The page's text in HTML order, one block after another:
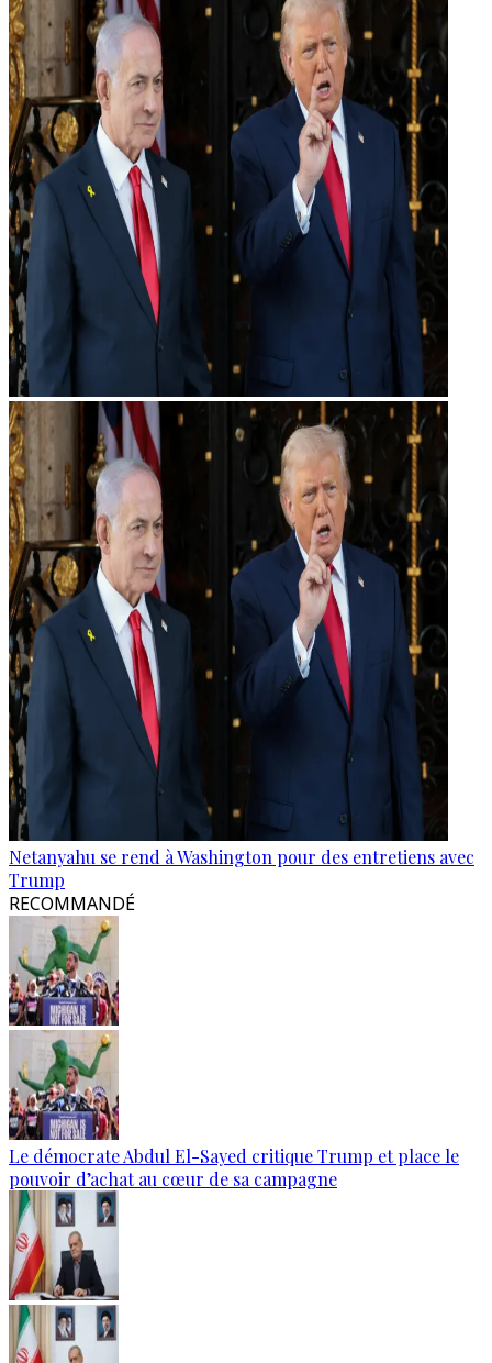
Netanyahu se rend à Washington pour des entretiens avec
Trump
RECOMMANDÉ
Le démocrate Abdul El-Sayed critique Trump et place le
pouvoir d’achat au cœur de sa campagne